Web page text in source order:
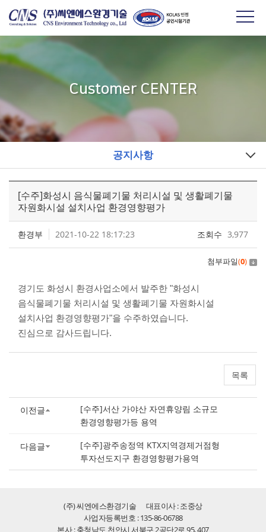
Customer CENTER
공지사항
[수주]화성시 음식물폐기물 처리시설 및 생활폐기물
자원화시설 설치사업 환경영향평가
환경부 2021-10-22 18:17:23 조회수 3,977
첨부파일(0)
경기도 화성시 환경사업소에서 발주한 "화성시
음식물폐기물 처리시설 및 생활폐기물 자원화시설
설치사업 환경영향평가"을 수주하였습니다.
진심으로 감사드립니다.
목록
이전글
[수주]서산 가야산 자연휴양림 소규모
환경영향평가등 용역
다음글
[수주]광주송정역 KTX지역경제거점형
투자선도지구 환경영향평가용역
(주) 씨엔에스환경기술
대표이사 : 조중상
사업자등록번호 : 135-86-06788
본사 : 충청남도 천안시 서북구 2공단2로 95, 407